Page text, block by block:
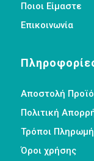
Ποιοι Είμαστε
Επικοινωνία
Αποστολή
Πολιτική
Τρόποι
Όροι χρήσης